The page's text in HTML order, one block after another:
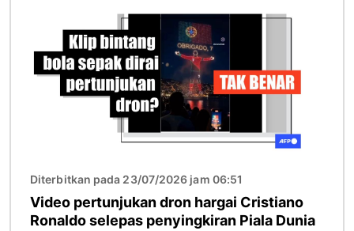
Diterbitkan pada 23/07/2026 jam 06:51
Video pertunjukan dron hargai Cristiano
Ronaldo selepas penyingkiran Piala Dunia